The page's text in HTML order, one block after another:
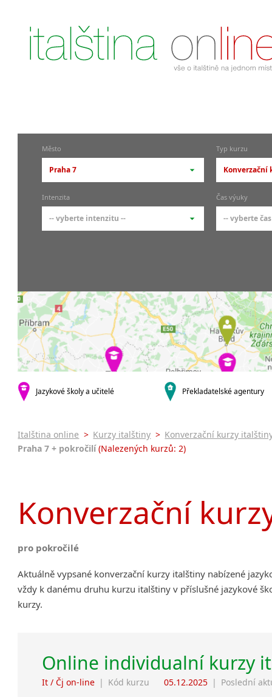
Město
Praha 7
-- vyberte město --
pražské městské části
Praha 7
Praha 9
Praha 10
krajská města
Brno
Plzeň
malá města podle abecedy
Typ kurzu
-- vyberte
kurzy s
Online
Letní
Intenzita
-- vyberte intenzitu --
9-14 hodin týdně
20 a více hodin týdně
Čas výuky
-- vyberte
Večerní
Noční
Jazykové školy a učitelé Překladatelské agentury
Italština online > Kurzy italštiny > Konverzační kurzy
Praha 7 + pokročilí(Nalezených kurzů: 2)
Konverzační
pro pokročilé
Aktuálně vypsané konverzační kurzy italštiny nabízené
vždy k danému druhu kurzu italštiny v příslušné jazykové
kurzy.
Online individualní kurzy
It / Čj on-line | Kód kurzu 05.12.2025 | Poslední